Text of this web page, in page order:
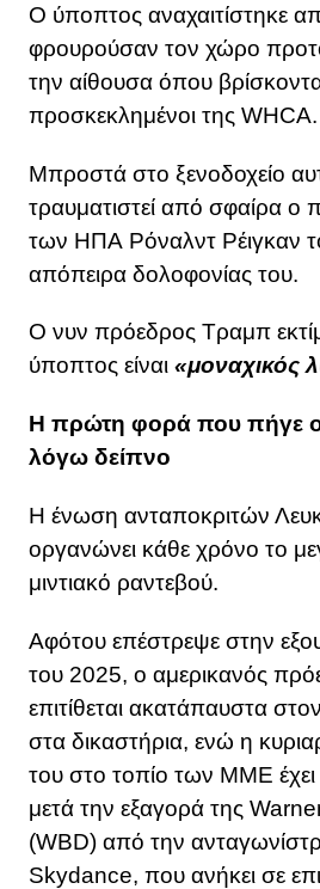
Ο ύποπτος αναχαιτίστηκε
φρουρούσαν τον χώρο
την αίθουσα όπου
προσκεκλημένοι της WHCA.
Μπροστά στο ξενοδοχείο
τραυματιστεί από σφαίρα
των ΗΠΑ Ρόναλντ Ρέιγκαν
απόπειρα δολοφονίας του.
Ο νυν πρόεδρος Τραμπ
ύποπτος είναι «μοναχικός
Η πρώτη φορά που πήγε
λόγω δείπνο
Η ένωση ανταποκριτών
οργανώνει κάθε χρόνο το
μιντιακό ραντεβού.
Αφότου επέστρεψε στην
του 2025, ο αμερικανός
επιτίθεται ακατάπαυστα
στα δικαστήρια, ενώ η
του στο τοπίο των ΜΜΕ έχει
μετά την εξαγορά της
(WBD) από την
Skydance, που ανήκει σε